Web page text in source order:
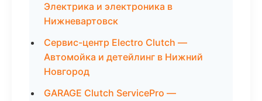
Электрика и электроника в
Нижневартовск
Сервис-центр Electro Clutch —
Автомойка и детейлинг в Нижний
Новгород
GARAGE Clutch ServicePro —